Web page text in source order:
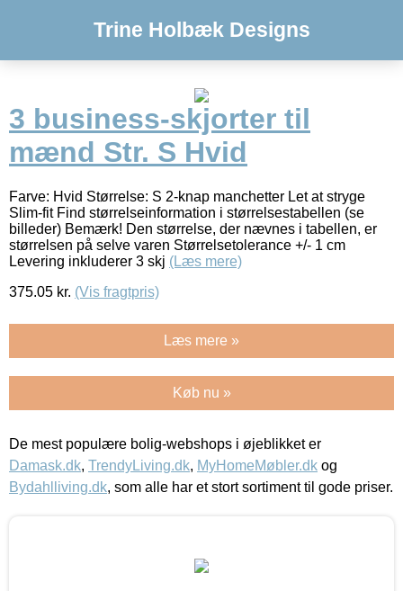
Trine Holbæk Designs
3 business-skjorter til
mænd Str. S Hvid
Farve: Hvid Størrelse: S 2-knap manchetter Let at stryge
Slim-fit Find størrelseinformation i størrelsestabellen (se
billeder) Bemærk! Den størrelse, der nævnes i tabellen, er
størrelsen på selve varen Størrelsetolerance +/- 1 cm
Levering inkluderer 3 skj (Læs mere)
375.05 kr. (Vis fragtpris)
Læs mere »
Køb nu »
De mest populære bolig-webshops i øjeblikket er
Damask.dk, TrendyLiving.dk, MyHomeMøbler.dk og
Bydahlliving.dk, som alle har et stort sortiment til gode priser.